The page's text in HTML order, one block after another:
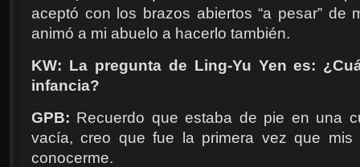
aceptó con los brazos abiertos “a pesar” de
animó a mi abuelo a hacerlo también.
KW: La pregunta de Ling-Yu Yen es:
infancia?
GPB: Recuerdo que estaba de pie en una
vacía, creo que fue la primera vez que mis
conocerme.